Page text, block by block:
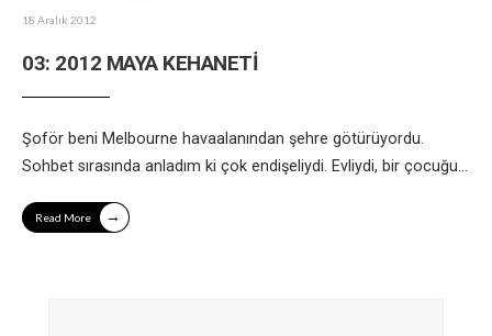
18 Aralık 2012
03: 2012 MAYA KEHANETİ
Şoför beni Melbourne havaalanından şehre götürüyordu.
Sohbet sırasında anladım ki çok endişeliydi. Evliydi, bir çocuğu...
Read More →